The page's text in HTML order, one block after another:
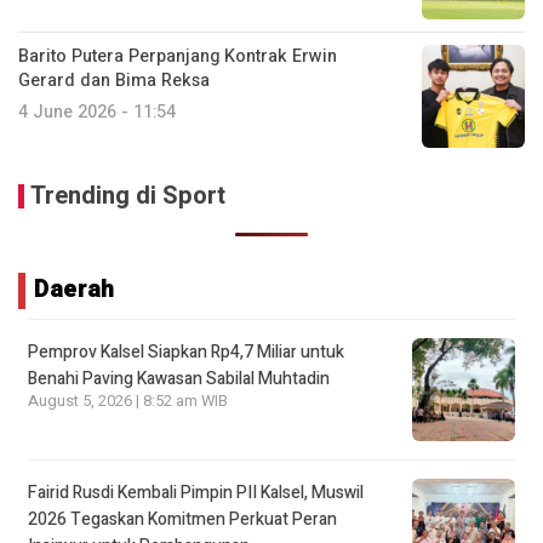
Barito Putera Perpanjang Kontrak Erwin
Gerard dan Bima Reksa
4 June 2026 - 11:54
Trending di Sport
Daerah
Pemprov Kalsel Siapkan Rp4,7 Miliar untuk
Benahi Paving Kawasan Sabilal Muhtadin
August 5, 2026 | 8:52 am WIB
Fairid Rusdi Kembali Pimpin PII Kalsel, Muswil
2026 Tegaskan Komitmen Perkuat Peran